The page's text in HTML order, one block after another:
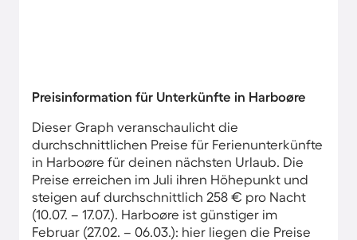
Preisinformation für Unterkünfte in Harboøre
Dieser Graph veranschaulicht die
durchschnittlichen Preise für Ferienunterkünfte
in Harboøre für deinen nächsten Urlaub. Die
Preise erreichen im Juli ihren Höhepunkt und
steigen auf durchschnittlich 258 € pro Nacht
(10.07. – 17.07.). Harboøre ist günstiger im
Februar (27.02. – 06.03.): hier liegen die Preise